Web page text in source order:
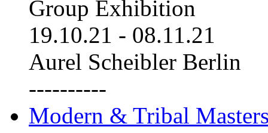
Group Exhibition
19.10.21 - 08.11.21
Aurel Scheibler Berlin
----------
Modern & Tribal